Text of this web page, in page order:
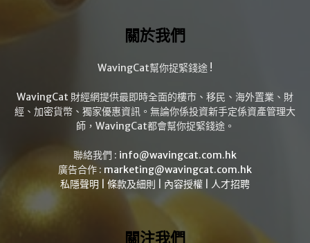
關於我們
WavingCat幫你捉緊錢途 !
WavingCat 財經網提供最即時全面的樓市、移民、海外置業、財
經、加密貨幣、獨家優惠資訊。無論你係投資新手定係資產管理大
師，WavingCat都會幫你捉緊錢途。
聯絡我們 : info@wavingcat.com.hk
廣告合作 : marketing@wavingcat.com.hk
私隱聲明
條款及細則 內容授權 人才招聘
關注我們